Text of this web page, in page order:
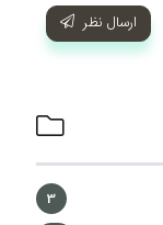
ارسال نظر
3